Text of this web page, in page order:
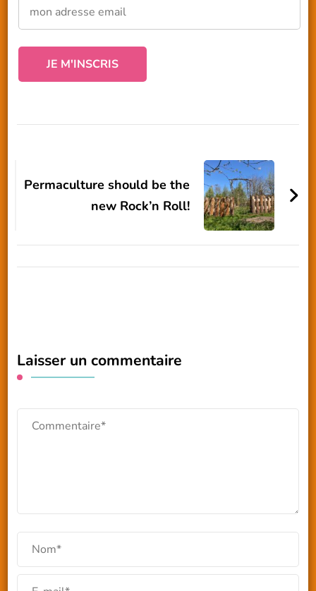
Permaculture should be the
new Rock’n Roll!
Laisser un commentaire